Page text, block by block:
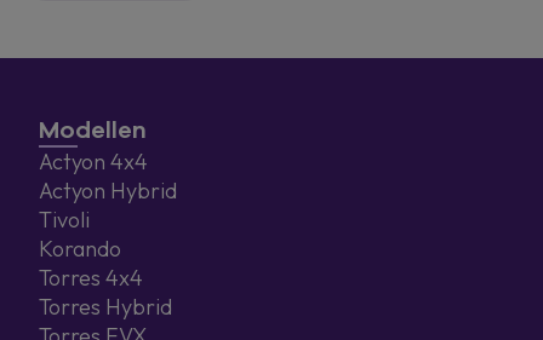
Modellen
Actyon 4x4
Actyon Hybrid
Tivoli
Korando
Torres 4x4
Torres Hybrid